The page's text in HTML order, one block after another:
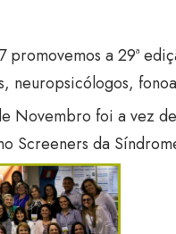
a 29ª
neuropsicólogos,
Novembro foi a vez
Screeners da